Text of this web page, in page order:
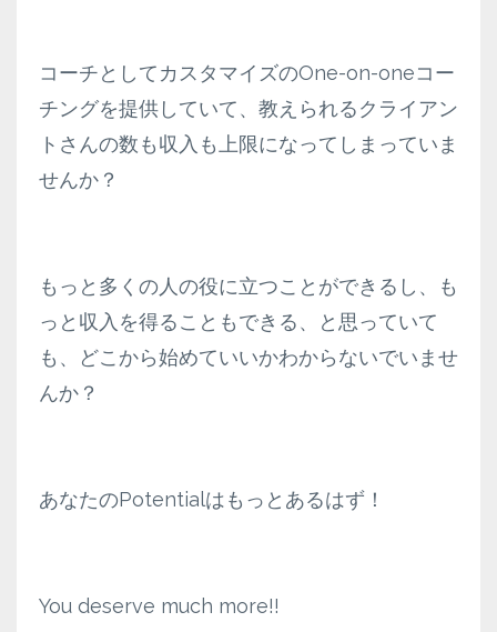
コーチとしてカスタマイズのOne-on-oneコー
チングを提供していて、教えられるクライアン
トさんの数も収入も上限になってしまっていま
せんか？
もっと多くの人の役に立つことができるし、も
っと収入を得ることもできる、と思っていて
も、どこから始めていいかわからないでいませ
んか？
あなたのPotentialはもっとあるはず！
You deserve much more!!